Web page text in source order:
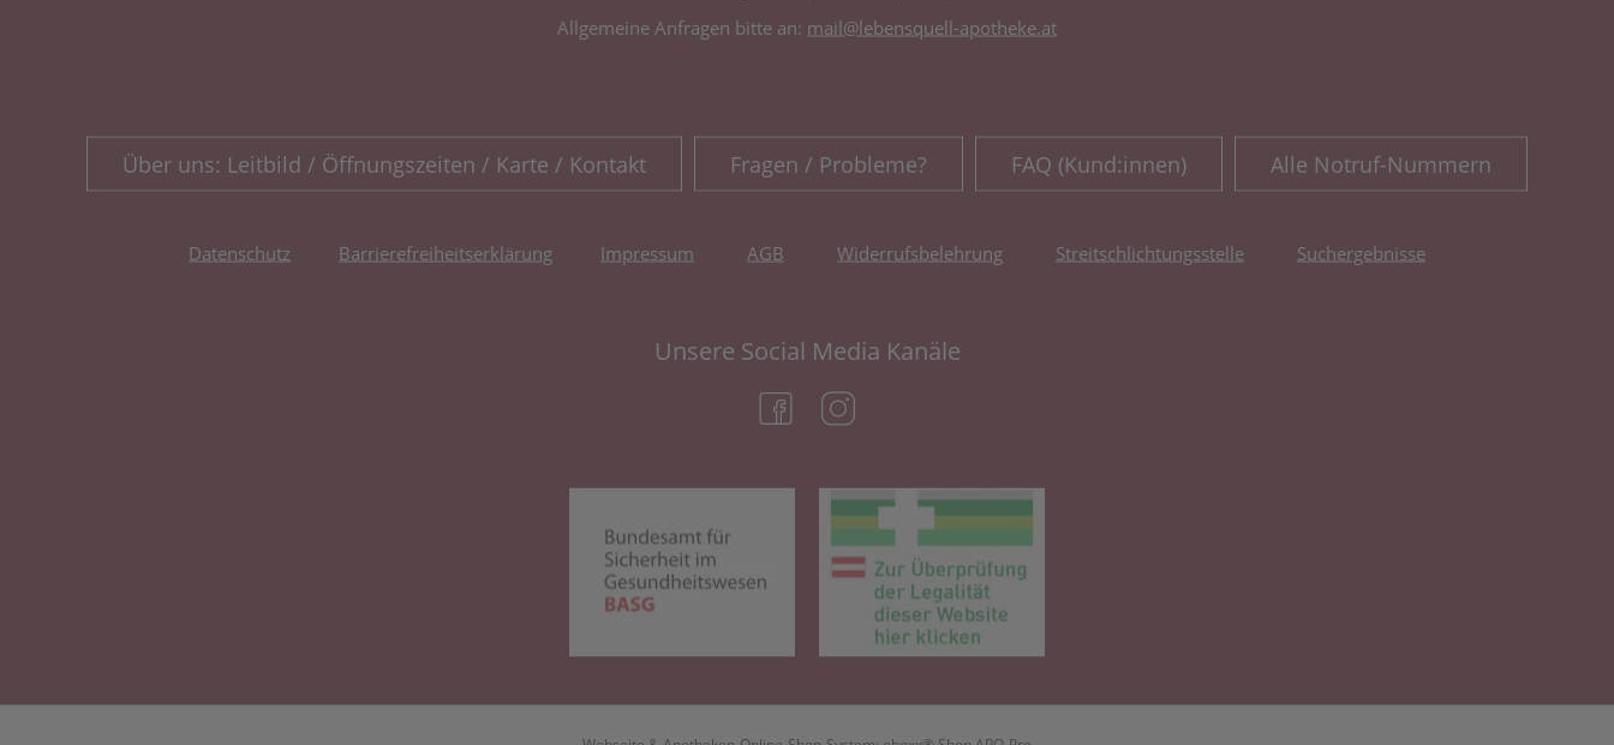
Allgemeine Anfragen bitte an: mail@lebensquell-apotheke.at
Über uns: Leitbild / Öffnungszeiten / Karte / Kontakt Fragen / Probleme? FAQ (Kund:innen) Alle Notruf-Nummern
Datenschutz Barrierefreiheitserklärung Impressum AGB Widerrufsbelehrung Streitschlichtungsstelle Suchergebnisse
Unsere Social Media Kanäle
(öffnet in neuem Tab)
(öffnet in neuem Tab)